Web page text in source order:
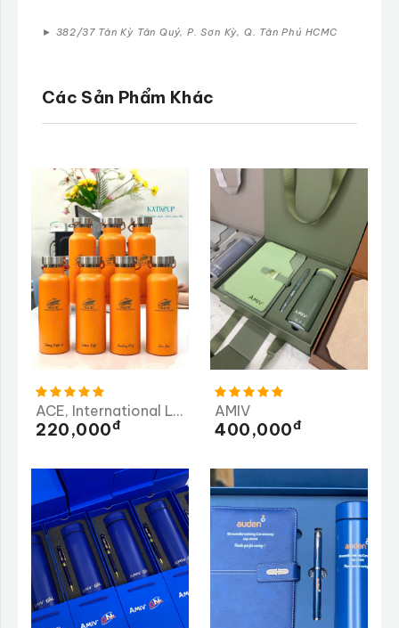
► 382/37 Tân Kỳ Tân Quý, P. Sơn Kỳ, Q. Tân Phú HCMC
Các Sản Phẩm Khác
ACE, International Logistics
220,000Đ
AMIV
400,000Đ